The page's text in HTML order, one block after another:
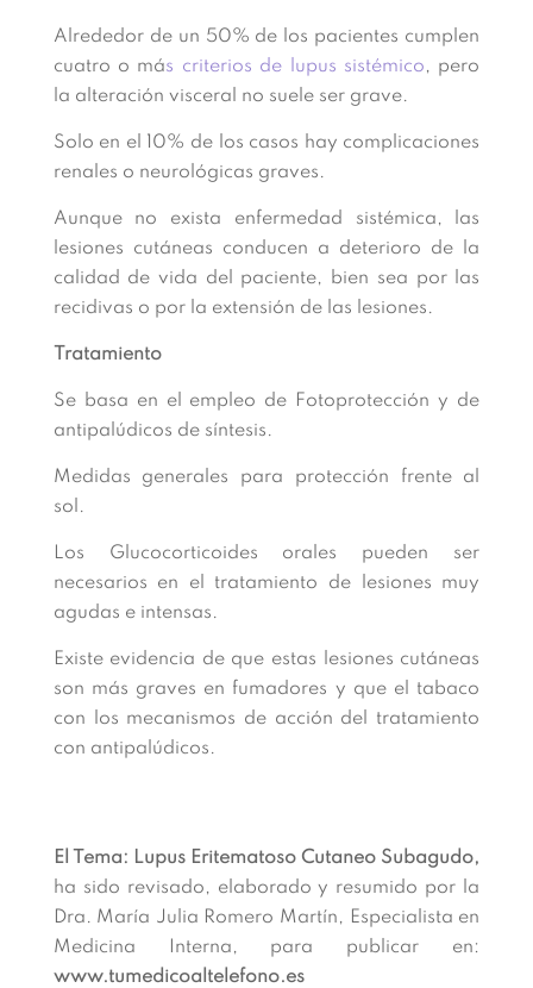
Alrededor de un 50% de los pacientes cumplen
cuatro o más criterios de lupus sistémico, pero
la alteración visceral no suele ser grave.
Solo en el 10% de los casos hay complicaciones
renales o neurológicas graves.
Aunque no exista enfermedad sistémica, las
lesiones cutáneas conducen a deterioro de la
calidad de vida del paciente, bien sea por las
recidivas o por la extensión de las lesiones.
Tratamiento
Se basa en el empleo de Fotoprotección y de
antipalúdicos de síntesis.
Medidas generales para protección frente al
sol.
Los Glucocorticoides orales pueden ser
necesarios en el tratamiento de lesiones muy
agudas e intensas.
Existe evidencia de que estas lesiones cutáneas
son más graves en fumadores y que el tabaco
con los mecanismos de acción del tratamiento
con antipalúdicos.
El Tema: Lupus Eritematoso Cutaneo Subagudo,
ha sido revisado, elaborado y resumido por la
Dra. María Julia Romero Martín, Especialista en
Medicina Interna, para publicar en:
www.tumedicoaltelefono.es